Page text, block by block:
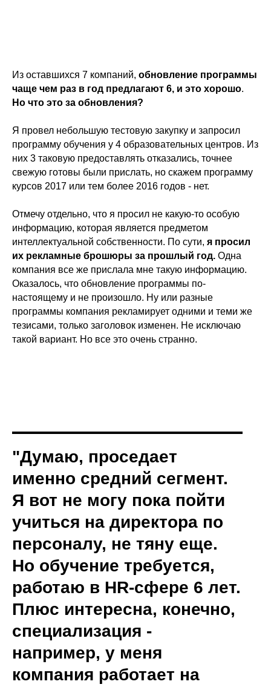
Из оставшихся 7 компаний, обновление программы
чаще чем раз в год предлагают 6, и это хорошо.
Но что это за обновления?
Я провел небольшую тестовую закупку и запросил
программу обучения у 4 образовательных центров. Из
них 3 таковую предоставлять отказались, точнее
свежую готовы были прислать, но скажем программу
курсов 2017 или тем более 2016 годов - нет.
Отмечу отдельно, что я просил не какую-то особую
информацию, которая является предметом
интеллектуальной собственности. По сути, я просил
их рекламные брошюры за прошлый год. Одна
компания все же прислала мне такую информацию.
Оказалось, что обновление программы по-
настоящему и не произошло. Ну или разные
программы компания рекламирует одними и теми же
тезисами, только заголовок изменен. Не исключаю
такой вариант. Но все это очень странно.
"Думаю, проседает
именно средний сегмент.
Я вот не могу пока пойти
учиться на директора по
персоналу, не тяну еще.
Но обучение требуется,
работаю в HR-сфере 6 лет.
Плюс интересна, конечно,
специализация -
например, у меня
компания работает на